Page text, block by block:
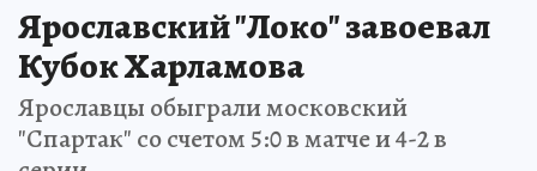
Ярославский "Локо" завоевал
Кубок Харламова
Ярославцы обыграли московский
"Спартак" со счетом 5:0 в матче и 4-2 в